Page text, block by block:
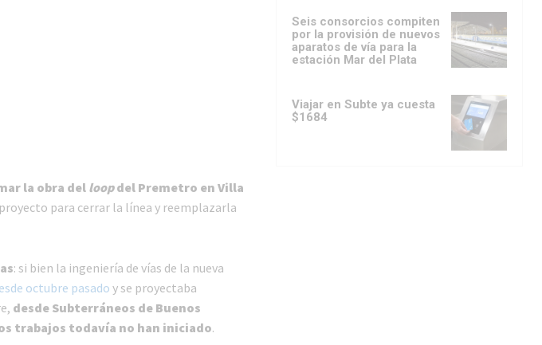
la obra delloopdel Premetro en Villa
para cerrar la línea y reemplazarla
: si bien la ingeniería de vías de la nueva
octubre pasado y se proyectaba
desde Subterráneos de Buenos
trabajos todavía no han iniciado.
Seis consorcios compiten
por la provisión de nuevos
aparatos de vía para la
estación Mar del Plata
Viajar en Subte ya cuesta
$1684